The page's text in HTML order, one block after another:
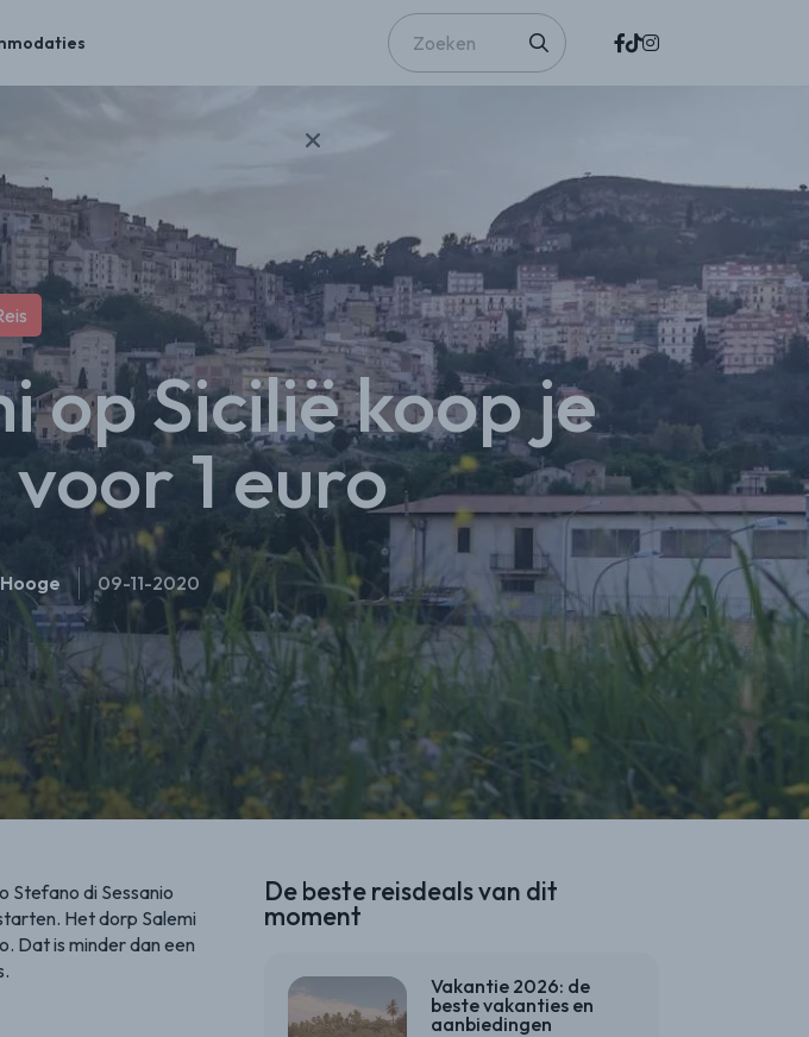
op Sicilië koop je
1 euro
09-11-2020
Stefano di Sessanio
Het dorp Salemi
Dat is minder dan een
De beste reisdeals van dit
moment
Vakantie 2026: de
beste vakanties en
aanbiedingen